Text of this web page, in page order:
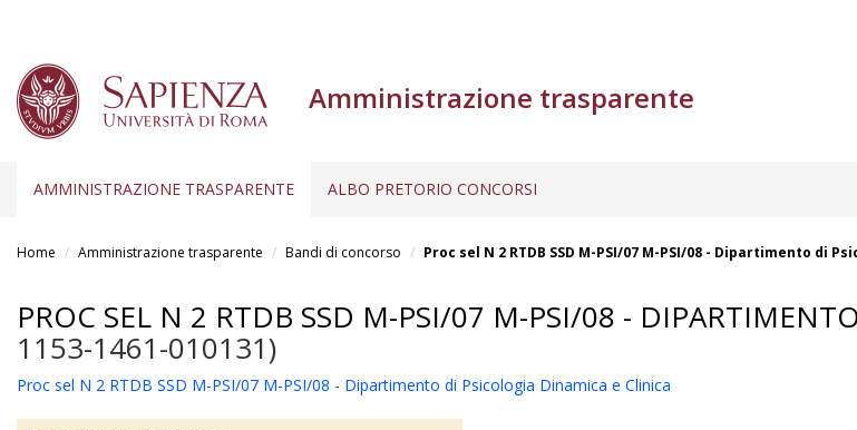
Amministrazione trasparente
AMMINISTRAZIONE TRASPARENTE ALBO PRETORIO CONCORSI
Home Amministrazione trasparente Bandi di concorso Proc sel N 2 RTDB SSD M-PSI/07 M-PSI/08 - Dipartimento di
PROC SEL N 2 RTDB SSD M-PSI/07 M-PSI/08 -
1153-1461-010131)
Proc sel N 2 RTDB SSD M-PSI/07 M-PSI/08 - Dipartimento di Psicologia Dinamica e Clinica